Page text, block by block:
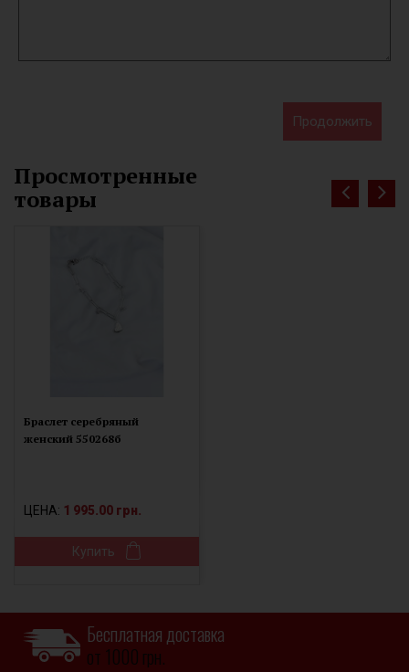
Продолжить
Просмотренные
товары
Браслет серебряный
женский 550268б
ЦЕНА: 1 995.00 грн.
Купить
Бесплатная доставка
от 1000 грн.